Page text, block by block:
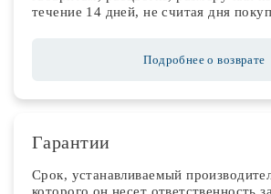
течение 14 дней, не считая дня
Подробнее о возврате
Гарантии
Срок, устанавливаемый